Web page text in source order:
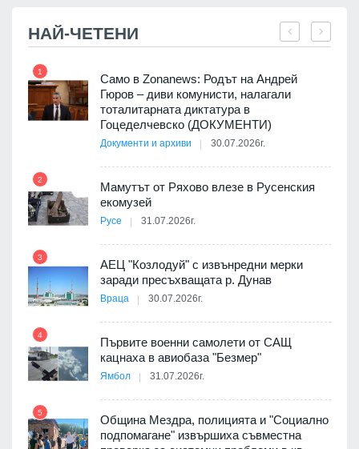
НАЙ-ЧЕТЕНИ
1
Само в Zonanews: Родът на Андрей
Гюров – диви комунисти, налагали
тоталитарната диктатура в
Гоцеделчевско (ДОКУМЕНТИ)
Документи и архиви 30.07.2026г.
2
Мамутът от Ряхово влезе в Русенския
екомузей
Русе 31.07.2026г.
3
АЕЦ "Козлодуй" с извънредни мерки
заради пресъхващата р. Дунав
Враца 30.07.2026г.
4
Първите военни самолети от САЩ
кацнаха в авиобаза "Безмер"
Ямбол 31.07.2026г.
5
Община Мездра, полицията и "Социално
подпомагане" извършиха съвместна